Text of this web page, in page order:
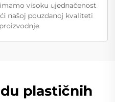
visoku ujednačenost
našoj pouzdanoj kvaliteti
plastičnih